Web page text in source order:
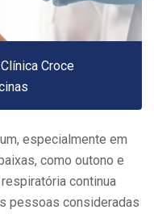
Clínica Croce
especialmente em
como outono e
continua
pessoas consideradas